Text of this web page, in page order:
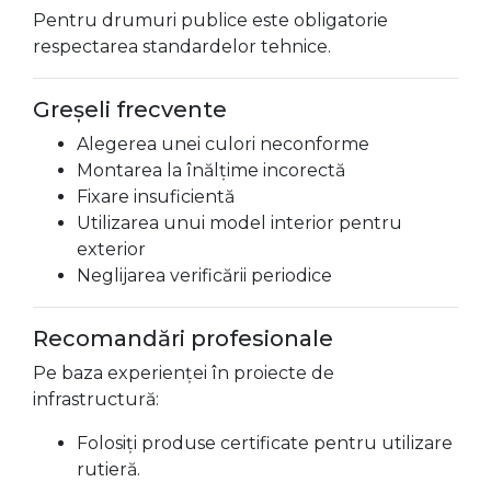
Pentru drumuri publice este obligatorie
respectarea standardelor tehnice.
Greșeli frecvente
Alegerea unei culori neconforme
Montarea la înălțime incorectă
Fixare insuficientă
Utilizarea unui model interior pentru
exterior
Neglijarea verificării periodice
Recomandări profesionale
Pe baza experienței în proiecte de
infrastructură:
Folosiți produse certificate pentru utilizare
rutieră.